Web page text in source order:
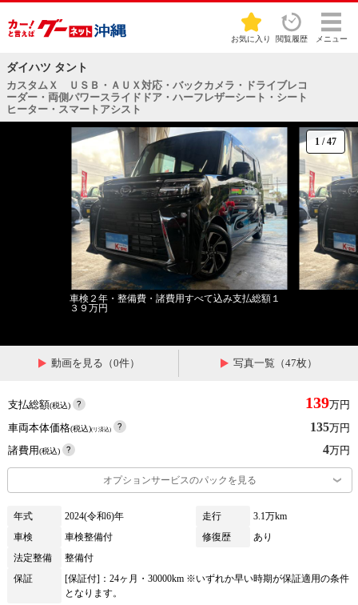
お気に入り 閲覧履歴 メニュー
ダイハツ タント
カスタムＸ ＵＳＢ・ＡＵＸ対応・バックカメラ・ドライブレコ
ーダー・両側パワースライドドア・ハーフレザーシート・シート
ヒーター・スマートアシスト
1 /47
車検２年・整備費・諸費用すべて込み支払総額１
３９万円
動画を見る（0件） 写真一覧（47枚）
支払総額(税込) 139万円
車両本体価格(税込)(リ済込) 135万円
諸費用(税込) 4万円
オプションサービスのパックを見る
年式 2024(令和6)年 走行
3.1万km
車検
車検整備付 修復歴
あり
法定整備
整備付
保証
[保証付]：24ヶ月・30000km ※いずれか早い時期が保証適用の条件
となります。